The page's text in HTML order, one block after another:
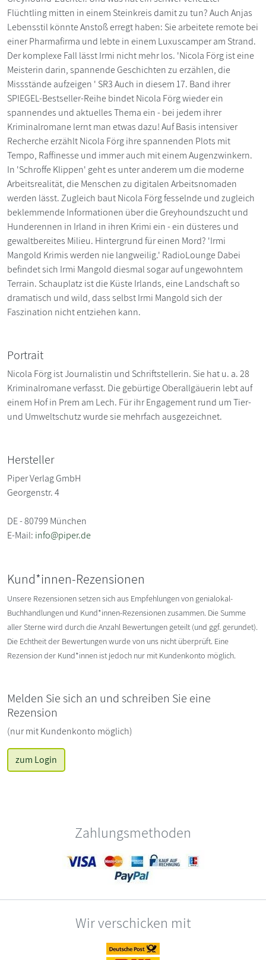
Flüchtling mitten in einem Steinkreis damit zu tun? Auch Anjas
Lebensstil könnte Anstoß erregt haben: Sie arbeitete remote bei
einer Pharmafirma und lebte in einem Luxuscamper am Strand.
Der komplexe Fall lässt Irmi nicht mehr los. 'Nicola Förg ist eine
Meisterin darin, spannende Geschichten zu erzählen, die
Missstände aufzeigen ' SR3 Auch in diesem 17. Band ihrer
SPIEGEL-Bestseller-Reihe bindet Nicola Förg wieder ein
spannendes und aktuelles Thema ein - bei jedem ihrer
Kriminalromane lernt man etwas dazu! Auf Basis intensiver
Recherche erzählt Nicola Förg ihre spannenden Plots mit
Tempo, Raffinesse und immer auch mit einem Augenzwinkern.
In 'Schroffe Klippen' geht es unter anderem um die moderne
Arbeitsrealität, die Menschen zu digitalen Arbeitsnomaden
werden lässt. Zugleich baut Nicola Förg fesselnde und zugleich
beklemmende Informationen über die Greyhoundszucht und
Hunderennen in Irland in ihren Krimi ein - ein düsteres und
gewaltbereites Milieu. Hintergrund für einen Mord? 'Irmi
Mangold Krimis werden nie langweilig.' RadioLounge Dabei
befindet sich Irmi Mangold diesmal sogar auf ungewohntem
Terrain. Schauplatz ist die Küste Irlands, eine Landschaft so
dramatisch und wild, dass selbst Irmi Mangold sich der
Faszination nicht entziehen kann.
Portrait
Nicola Förg ist Journalistin und Schriftstellerin. Sie hat u. a. 28
Kriminalromane verfasst. Die gebürtige Oberallgäuerin lebt auf
einem Hof in Prem am Lech. Für ihr Engagement rund um Tier-
und Umweltschutz wurde sie mehrfach ausgezeichnet.
Hersteller
Piper Verlag GmbH
Georgenstr. 4
DE - 80799 München
E-Mail: info@piper.de
Kund*innen-Rezensionen
Unsere Rezensionen setzen sich aus Empfehlungen von genialokal-
Buchhandlungen und Kund*innen-Rezensionen zusammen. Die Summe
aller Sterne wird durch die Anzahl Bewertungen geteilt (und ggf. gerundet).
Die Echtheit der Bewertungen wurde von uns nicht überprüft. Eine
Rezension der Kund*innen ist jedoch nur mit Kundenkonto möglich.
Melden Sie sich an und schreiben Sie eine
Rezension
(nur mit Kundenkonto möglich)
zum Login
Zahlungsmethoden
Wir verschicken mit